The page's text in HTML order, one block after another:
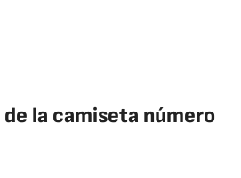
la camiseta número